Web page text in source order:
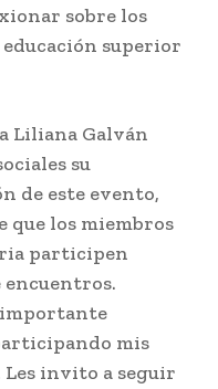
sobre los
superior
Liliana Galván
su
de este evento,
que los miembros
participen
importante
mis
invito a seguir